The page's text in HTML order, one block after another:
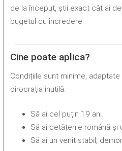
de la început, știi exact cât ai
bugetul cu încredere.
Cine poate aplica?
Condițiile sunt minime,
birocrația inutilă:
Să ai cel puțin 19 ani.
Să ai cetățenie română și
Să ai un venit stabil,